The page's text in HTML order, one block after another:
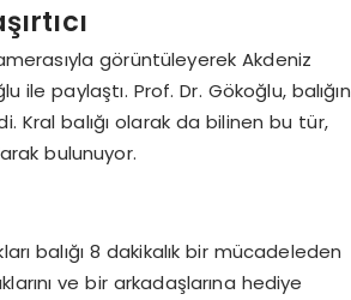
görüntüleyerek Akdeniz
ile paylaştı. Prof. Dr. Gökoğlu, balığın
Kral balığı olarak da bilinen bu tür,
bulunuyor.
balığı 8 dakikalık bir mücadeleden
ve bir arkadaşlarına hediye